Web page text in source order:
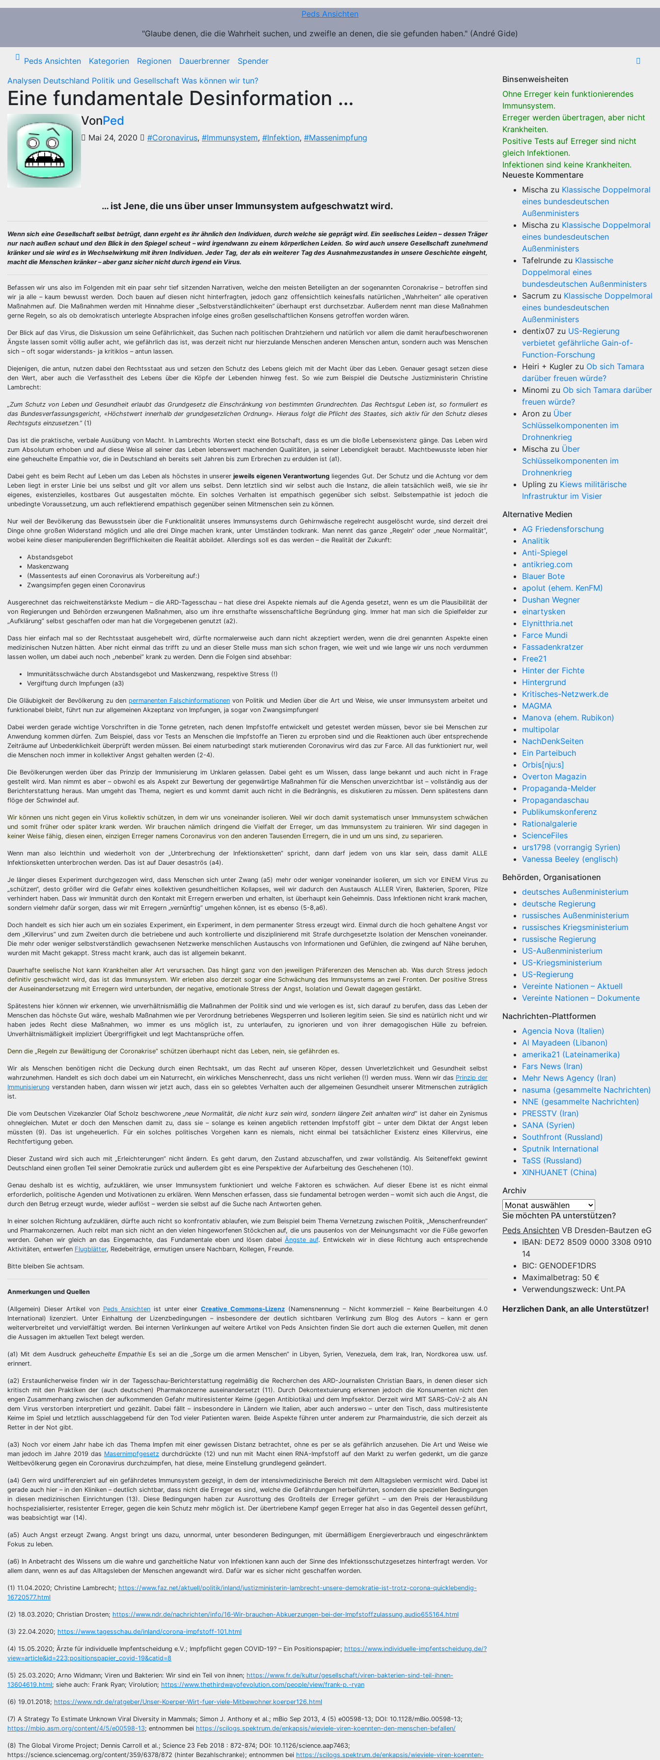
Zum
Peds Ansichten
"Glaube denen, die die Wahrheit suchen, und zweifle an denen, die sie gefunden haben." (André Gide)
Peds Ansichten Kategorien Regionen Dauerbrenner
Spender
Analysen Deutschland Politik und Gesellschaft Was können wir tun?
Eine fundamentale Desinformation …
VonPed
Mai 24, 2020 #Coronavirus, #Immunsystem, #Infektion, #Massenimpfung
… ist Jene, die uns über unser Immunsystem aufgeschwatzt wird.
Wenn sich eine Gesellschaft selbst betrügt, dann ergeht es ihr ähnlich den Individuen, durch welche sie geprägt wird. Ein seelisches Leiden – dessen Träger
nur nach außen schaut und den Blick in den Spiegel scheut – wird irgendwann zu einem körperlichen Leiden. So wird auch unsere Gesellschaft zunehmend
kränker und sie wird es in Wechselwirkung mit ihren Individuen. Jeder Tag, der als ein weiterer Tag des Ausnahmezustandes in unsere Geschichte eingeht,
macht die Menschen kränker – aber ganz sicher nicht durch irgend ein Virus.
Befassen wir uns also im Folgenden mit ein paar sehr tief sitzenden Narrativen, welche den meisten Beteiligten an der sogenannten Coronakrise – betroffen sind
wir ja alle – kaum bewusst werden. Doch bauen auf diesen nicht hinterfragten, jedoch ganz offensichtlich keinesfalls natürlichen „Wahrheiten” alle operativen
Maßnahmen auf. Die Maßnahmen werden mit Hinnahme dieser „Selbstverständlichkeiten”überhaupt erst durchsetzbar. Außerdem nennt man diese Maßnahmen
gerne Regeln, so als ob demokratisch unterlegte Absprachen infolge eines großen gesellschaftlichen Konsens getroffen worden wären.
Der Blick auf das Virus, die Diskussion um seine Gefährlichkeit, das Suchen nach politischen Drahtziehern und natürlich vor allem die damit heraufbeschworenen
Ängste lassen somit völlig außer acht, wie gefährlich das ist, was derzeit nicht nur hierzulande Menschen anderen Menschen antun, sondern auch was Menschen
sich – oft sogar widerstands- ja kritiklos – antun lassen.
Diejenigen, die antun, nutzen dabei den Rechtsstaat aus und setzen den Schutz des Lebens gleich mit der Macht über das Leben. Genauer gesagt setzen diese
den Wert, aber auch die Verfasstheit des Lebens über die Köpfe der Lebenden hinweg fest. So wie zum Beispiel die Deutsche Justizministerin Christine
Lambrecht:
„Zum Schutz von Leben und Gesundheit erlaubt das Grundgesetz die Einschränkung von bestimmten Grundrechten. Das Rechtsgut Leben ist, so formuliert es
das Bundesverfassungsgericht, «Höchstwert innerhalb der grundgesetzlichen Ordnung». Hieraus folgt die Pflicht des Staates, sich aktiv für den Schutz dieses
Rechtsguts einzusetzen.” (1)
Das ist die praktische, verbale Ausübung von Macht. In Lambrechts Worten steckt eine Botschaft, dass es um die bloße Lebensexistenz gänge. Das Leben wird
zum Absolutum erhoben und auf diese Weise all seiner das Leben lebenswert machenden Qualitäten, ja seiner Lebendigkeit beraubt. Machtbewusste leben hier
eine geheuchelte Empathie vor, die in Deutschland eh bereits seit Jahren bis zum Erbrechen zu erdulden ist (a1).
Dabei geht es beim Recht auf Leben um das Leben als höchstes in unsererjeweils eigenen Verantwortung liegendes Gut. Der Schutz und die Achtung vor dem
Leben liegt in erster Linie bei uns selbst und gilt vor allem uns selbst. Denn letztlich sind wir selbst auch die Instanz, die allein tatsächlich weiß, wie sie ihr
eigenes, existenzielles, kostbares Gut ausgestalten möchte. Ein solches Verhalten ist empathisch gegenüber sich selbst. Selbstempathie ist jedoch die
unbedingte Voraussetzung, um auch reflektierend empathisch gegenüber seinen Mitmenschen sein zu können.
Nur weil der Bevölkerung das Bewusstsein über die Funktionalität unseres Immunsystems durch Gehirnwäsche regelrecht ausgelöscht wurde, sind derzeit drei
Dinge ohne großen Widerstand möglich und alle drei Dinge machen krank, unter Umständen todkrank. Man nennt das ganze „Regeln” oder „neue Normalität”,
wobei keine dieser manipulierenden Begrifflichkeiten die Realität abbildet. Allerdings soll es das werden – die Realität der Zukunft:
Abstandsgebot
Maskenzwang
(Massentests auf einen Coronavirus als Vorbereitung auf:)
Zwangsimpfen gegen einen Coronavirus
Ausgerechnet das reichweitenstärkste Medium – die ARD-Tagesschau – hat diese drei Aspekte niemals auf die Agenda gesetzt, wenn es um die Plausibilität der
von Regierungen und Behörden erzwungenen Maßnahmen, also um ihre ernsthafte wissenschaftliche Begründung ging. Immer hat man sich die Spielfelder zur
„Aufklärung” selbst geschaffen oder man hat die Vorgegebenen genutzt (a2).
Dass hier einfach mal so der Rechtsstaat ausgehebelt wird, dürfte normalerweise auch dann nicht akzeptiert werden, wenn die drei genannten Aspekte einen
medizinischen Nutzen hätten. Aber nicht einmal das trifft zu und an dieser Stelle muss man sich schon fragen, wie weit und wie lange wir uns noch verdummen
lassen wollen, um dabei auch noch „nebenbei” krank zu werden. Denn die Folgen sind absehbar:
Immunitätsschwäche durch Abstandsgebot und Maskenzwang, respektive Stress (!)
Vergiftung durch Impfungen (a3)
Die Gläubigkeit der Bevölkerung zu den permanenten Falschinformationen von Politik und Medien über die Art und Weise, wie unser Immunsystem arbeitet und
funktionabel bleibt, führt nun zur allgemeinen Akzeptanz von Impfungen, ja sogar von Zwangsimpfungen!
Dabei werden gerade wichtige Vorschriften in die Tonne getreten, nach denen Impfstoffe entwickelt und getestet werden müssen, bevor sie bei Menschen zur
Anwendung kommen dürfen. Zum Beispiel, dass vor Tests an Menschen die Impfstoffe an Tieren zu erproben sind und die Reaktionen auch über entsprechende
Zeiträume auf Unbedenklichkeit überprüft werden müssen. Bei einem naturbedingt stark mutierenden Coronavirus wird das zur Farce. All das funktioniert nur, weil
die Menschen noch immer in kollektiver Angst gehalten werden (2-4).
Die Bevölkerungen werden über das Prinzip der Immunisierung im Unklaren gelassen. Dabei geht es um Wissen, dass lange bekannt und auch nicht in Frage
gestellt wird. Man nimmt es aber – obwohl es als Aspekt zur Bewertung der gegenwärtige Maßnahmen für die Menschen unverzichtbar ist – vollständig aus der
Berichterstattung heraus. Man umgeht das Thema, negiert es und kommt damit auch nicht in die Bedrängnis, es diskutieren zu müssen. Denn spätestens dann
flöge der Schwindel auf.
Wir können uns nicht gegen ein Virus kollektiv schützen, in dem wir uns voneinander isolieren. Weil wir doch damit systematisch unser Immunsystem schwächen
und somit früher oder später krank werden. Wir brauchen nämlich dringend die Vielfalt der Erreger, um das Immunsystem zu trainieren. Wir sind dagegen in
keiner Weise fähig, diesen einen, einzigen Erreger namens Coronavirus von den anderen Tausenden Erregern, die in und um uns sind, zu separieren.
Wenn man also leichthin und wiederholt von der „Unterbrechung der Infektionsketten” spricht, dann darf jedem von uns klar sein, dass damit ALLE
Infektionsketten unterbrochen werden. Das ist auf Dauer desaströs (a4).
Je länger dieses Experiment durchgezogen wird, dass Menschen sich unter Zwang (a5) mehr oder weniger voneinander isolieren, um sich vor EINEM Virus zu
„schützen“, desto größer wird die Gefahr eines kollektiven gesundheitlichen Kollapses, weil wir dadurch den Austausch ALLER Viren, Bakterien, Sporen, Pilze
verhindert haben. Dass wir Immunität durch den Kontakt mit Erregern erwerben und erhalten, ist überhaupt kein Geheimnis. Dass Infektionen nicht krank machen,
sondern vielmehr dafür sorgen, dass wir mit Erregern „vernünftig” umgehen können, ist es ebenso (5-8,a6).
Doch handelt es sich hier auch um ein soziales Experiment, ein Experiment, in dem permanenter Stress erzeugt wird. Einmal durch die hoch gehaltene Angst vor
dem „Killervirus” und zum Zweiten durch die betriebene und auch kontrollierte und disziplinierend mit Strafe durchgesetzte Isolation der Menschen voneinander.
Die mehr oder weniger selbstverständlich gewachsenen Netzwerke menschlichen Austauschs von Informationen und Gefühlen, die zwingend auf Nähe beruhen,
wurden mit Macht gekappt. Stress macht krank, auch das ist allgemein bekannt.
Dauerhafte seelische Not kann Krankheiten aller Art verursachen. Das hängt ganz von den jeweiligen Präferenzen des Menschen ab. Was durch Stress jedoch
definitiv geschwächt wird, das ist das Immunsystem. Wir erleben also derzeit sogar eine Schwächung des Immunsystems an zwei Fronten. Der positive Stress
der Auseinandersetzung mit Erregern wird unterbunden, der negative, emotionale Stress der Angst, Isolation und Gewalt dagegen gestärkt.
Spätestens hier können wir erkennen, wie unverhältnismäßig die Maßnahmen der Politik sind und wie verlogen es ist, sich darauf zu berufen, dass das Leben der
Menschen das höchste Gut wäre, weshalb Maßnahmen wie per Verordnung betriebenes Wegsperren und Isolieren legitim seien. Sie sind es natürlich nicht und wir
haben jedes Recht diese Maßnahmen, wo immer es uns möglich ist, zu unterlaufen, zu ignorieren und von ihrer demagogischen Hülle zu befreien.
Unverhältnismäßigkeit impliziert Übergriffigkeit und legt Machtansprüche offen.
Denn die „Regeln zur Bewältigung der Coronakrise” schützen überhaupt nicht das Leben, nein, sie gefährden es.
Wir als Menschen benötigen nicht die Deckung durch einen Rechtsakt, um das Recht auf unseren Köper, dessen Unverletzlichkeit und Gesundheit selbst
wahrzunehmen. Handelt es sich doch dabei um ein Naturrecht, ein wirkliches Menschenrecht, dass uns nicht verliehen (!) werden muss. Wenn wir das Prinzip der
Immunisierung verstanden haben, dann wissen wir jetzt auch, dass ein so gelebtes Verhalten auch der allgemeinen Gesundheit unserer Mitmenschen zuträglich
ist.
Die vom Deutschen Vizekanzler Olaf Scholz beschworene „neue Normalität, die nicht kurz sein wird, sondern längere Zeit anhalten wird” ist daher ein Zynismus
ohnegleichen. Mutet er doch den Menschen damit zu, dass sie – solange es keinen angeblich rettenden Impfstoff gibt – unter dem Diktat der Angst leben
müssten (9). Das ist ungeheuerlich. Für ein solches politisches Vorgehen kann es niemals, nicht einmal bei tatsächlicher Existenz eines Killervirus, eine
Rechtfertigung geben.
Dieser Zustand wird sich auch mit „Erleichterungen” nicht ändern. Es geht darum, den Zustand abzuschaffen, und zwar vollständig. Als Seiteneffekt gewinnt
Deutschland einen großen Teil seiner Demokratie zurück und außerdem gibt es eine Perspektive der Aufarbeitung des Geschehenen (10).
Genau deshalb ist es wichtig, aufzuklären, wie unser Immunsystem funktioniert und welche Faktoren es schwächen. Auf dieser Ebene ist es nicht einmal
erforderlich, politische Agenden und Motivationen zu erklären. Wenn Menschen erfassen, dass sie fundamental betrogen werden – womit sich auch die Angst, die
durch den Betrug erzeugt wurde, wieder auflöst – werden sie selbst auf die Suche nach Antworten gehen.
In einer solchen Richtung aufzuklären, dürfte auch nicht so konfrontativ ablaufen, wie zum Beispiel beim Thema Vernetzung zwischen Politik, „Menschenfreunden”
und Pharmakonzernen. Auch reibt man sich nicht an den vielen hingeworfenen Stöckchen auf, die uns pausenlos von der Meinungsmacht vor die Füße geworfen
werden. Gehen wir gleich an das Eingemachte, das Fundamentale eben und lösen dabeiÄngste auf. Entwickeln wir in diese Richtung auch entsprechende
Aktivitäten, entwerfen Flugblätter, Redebeiträge, ermutigen unsere Nachbarn, Kollegen, Freunde.
Bitte bleiben Sie achtsam.
Anmerkungen und Quellen
(Allgemein) Dieser Artikel von Peds Ansichten ist unter einerCreative Commons-Lizenz(Namensnennung – Nicht kommerziell – Keine Bearbeitungen 4.0
International) lizenziert. Unter Einhaltung der Lizenzbedingungen – insbesondere der deutlich sichtbaren Verlinkung zum Blog des Autors – kann er gern
weiterverbreitet und vervielfältigt werden. Bei internen Verlinkungen auf weitere Artikel von Peds Ansichten finden Sie dort auch die externen Quellen, mit denen
die Aussagen im aktuellen Text belegt werden.
(a1) Mit dem Ausdruck geheuchelte EmpathieEs sei an die „Sorge um die armen Menschen” in Libyen, Syrien, Venezuela, dem Irak, Iran, Nordkorea usw. usf.
erinnert.
(a2) Erstaunlicherweise finden wir in der Tagesschau-Berichterstattung regelmäßig die Recherchen des ARD-Journalisten Christian Baars, in denen dieser sich
kritisch mit den Praktiken der (auch deutschen) Pharmakonzerne auseinandersetzt (11). Durch Dekontextuierung erkennen jedoch die Konsumenten nicht den
engen Zusammenhang zwischen der aufkommenden Gefahr multiresistenter Keime (gegen Antibiotika) und dem Impfsektor. Derzeit wird MIT SARS-CoV-2 als AN
dem Virus verstorben interpretiert und gezählt. Dabei fällt – insbesondere in Ländern wie Italien, aber auch anderswo – unter den Tisch, dass multiresistente
Keime im Spiel und letztlich ausschlaggebend für den Tod vieler Patienten waren. Beide Aspekte führen unter anderem zur Pharmaindustrie, die sich derzeit als
Retter in der Not gibt.
(a3) Noch vor einem Jahr habe ich das Thema Impfen mit einer gewissen Distanz betrachtet, ohne es per se als gefährlich anzusehen. Die Art und Weise wie
man jedoch im Jahre 2019 das Masernimpfgesetzdurchdrückte (12) und nun mit Macht einen RNA-Impfstoff auf den Markt zu werfen gedenkt, um die ganze
Weltbevölkerung gegen ein Coronavirus durchzuimpfen, hat diese, meine Einstellung grundlegend geändert.
(a4) Gern wird undifferenziert auf ein gefährdetes Immunsystem gezeigt, in dem der intensivmedizinische Bereich mit dem Alltagsleben vermischt wird. Dabei ist
gerade auch hier – in den Kliniken – deutlich sichtbar, dass nicht die Erreger es sind, welche die Gefährdungen herbeiführten, sondern die speziellen Bedingungen
in diesen medizinischen Einrichtungen (13). Diese Bedingungen haben zur Ausrottung des Großteils der Erreger geführt – um den Preis der Herausbildung
hochspezialisierter, resistenter Erreger, gegen die kein Schutz mehr möglich ist. Der übertriebene Kampf gegen Erreger hat also in das Gegenteil dessen geführt,
was beabsichtigt war (14).
(a5) Auch Angst erzeugt Zwang. Angst bringt uns dazu, unnormal, unter besonderen Bedingungen, mit übermäßigem Energieverbrauch und eingeschränktem
Fokus zu leben.
(a6) In Anbetracht des Wissens um die wahre und ganzheitliche Natur von Infektionen kann auch der Sinne des Infektionsschutzgesetzes hinterfragt werden. Vor
allem dann, wenn es auf das Alltagsleben der Menschen angewandt wird. Dafür war es sicher nicht geschaffen worden.
(1) 11.04.2020; Christine Lambrecht; https://www.faz.net/aktuell/politik/inland/justizministerin-lambrecht-unsere-demokratie-ist-trotz-corona-quicklebendig-
16720577.html
(2) 18.03.2020; Christian Drosten; https://www.ndr.de/nachrichten/info/16-Wir-brauchen-Abkuerzungen-bei-der-Impfstoffzulassung,audio655164.html
(3) 22.04.2020; https://www.tagesschau.de/inland/corona-impfstoff-101.html
(4) 15.05.2020; Ärzte für individuelle Impfentscheidung e.V.; Impfpflicht gegen COVID-19? – Ein Positionspapier; https://www.individuelle-impfentscheidung.de/?
view=article&id=223:positionspapier_covid-19&catid=8
(5) 25.03.2020; Arno Widmann; Viren und Bakterien: Wir sind ein Teil von ihnen; https://www.fr.de/kultur/gesellschaft/viren-bakterien-sind-teil-ihnen-
13604619.html; siehe auch: Frank Ryan; Virolution; https://www.thethirdwayofevolution.com/people/view/frank-p.-ryan
(6) 19.01.2018; https://www.ndr.de/ratgeber/Unser-Koerper-Wirt-fuer-viele-Mitbewohner,koerper126.html
(7) A Strategy To Estimate Unknown Viral Diversity in Mammals; Simon J. Anthony et al.; mBio Sep 2013, 4 (5) e00598-13; DOI: 10.1128/mBio.00598-13;
https://mbio.asm.org/content/4/5/e00598-13; entnommen bei https://scilogs.spektrum.de/enkapsis/wieviele-viren-koennten-den-menschen-befallen/
(8) The Global Virome Project; Dennis Carroll et al.; Science 23 Feb 2018 : 872-874; DOI: 10.1126/science.aap7463;
https://science.sciencemag.org/content/359/6378/872 (hinter Bezahlschranke); entnommen bei https://scilogs.spektrum.de/enkapsis/wieviele-viren-koennten-
Binsenweisheiten
Ohne Erreger kein funktionierendes
Immunsystem.
Erreger werden übertragen, aber nicht
Krankheiten.
Positive Tests auf Erreger sind nicht
gleich Infektionen.
Infektionen sind keine Krankheiten.
Neueste Kommentare
Mischa zu Klassische Doppelmoral
eines bundesdeutschen
Außenministers
Mischa zu Klassische Doppelmoral
eines bundesdeutschen
Außenministers
Tafelrunde zu Klassische
Doppelmoral eines
bundesdeutschen Außenministers
Sacrum zu Klassische Doppelmoral
eines bundesdeutschen
Außenministers
dentix07 zu US-Regierung
verbietet gefährliche Gain-of-
Function-Forschung
Heiri + Kugler zu Ob sich Tamara
darüber freuen würde?
Minomi zu Ob sich Tamara darüber
freuen würde?
Aron zu Über
Schlüsselkomponenten im
Drohnenkrieg
Mischa zu Über
Schlüsselkomponenten im
Drohnenkrieg
Upling zu Kiews militärische
Infrastruktur im Visier
Alternative Medien
AG Friedensforschung
Analitik
Anti-Spiegel
antikrieg.com
Blauer Bote
apolut (ehem. KenFM)
Dushan Wegner
einartysken
Elynitthria.net
Farce Mundi
Fassadenkratzer
Free21
Hinter der Fichte
Hintergrund
Kritisches-Netzwerk.de
MAGMA
Manova (ehem. Rubikon)
multipolar
NachDenkSeiten
Ein Parteibuch
Orbis[nju:s]
Overton Magazin
Propaganda-Melder
Propagandaschau
Publikumskonferenz
Rationalgalerie
ScienceFiles
urs1798 (vorrangig Syrien)
Vanessa Beeley (englisch)
Behörden, Organisationen
deutsches Außenministerium
deutsche Regierung
russisches Außenministerium
russisches Kriegsministerium
russische Regierung
US-Außenministerium
US-Kriegsministerium
US-Regierung
Vereinte Nationen – Aktuell
Vereinte Nationen – Dokumente
Nachrichten-Plattformen
Agencia Nova (Italien)
Al Mayadeen (Libanon)
amerika21 (Lateinamerika)
Fars News (Iran)
Mehr News Agency (Iran)
nasuma (gesammelte Nachrichten)
NNE (gesammelte Nachrichten)
PRESSTV (Iran)
SANA (Syrien)
Southfront (Russland)
Sputnik International
TaSS (Russland)
XINHUANET (China)
Archiv
Archiv
Sie möchten PA unterstützen?
Peds Ansichten VB Dresden-Bautzen eG
IBAN: DE72 8509 0000 3308 0910
14
BIC: GENODEF1DRS
Maximalbetrag: 50 €
Verwendungszweck: Unt.PA
Herzlichen Dank, an alle Unterstützer!